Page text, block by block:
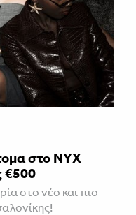
στο NYX
€500
στο νέο και πιο